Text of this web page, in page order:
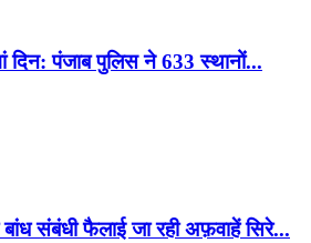
दिन: पंजाब पुलिस ने 633 स्थानों...
बांध संबंधी फैलाई जा रही अफ़वाहें सिरे...